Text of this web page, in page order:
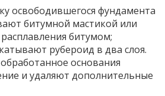
освободившегося фундамента
битумной мастикой или
битумом;
рубероид в два слоя.
основания
и удаляют дополнительные